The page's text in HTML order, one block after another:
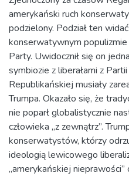
amerykański ruch
podzielony. Podział ten
konserwatywnym populizmie
Party. Uwidocznił się on
symbiozie z liberałami z
Republikańskiej musiały
Trumpa. Okazało się, że
nie poparł globalistycznie
człowieka „z zewnątrz”.
konserwatystów, którzy
ideologią lewicowego
„amerykańskiej